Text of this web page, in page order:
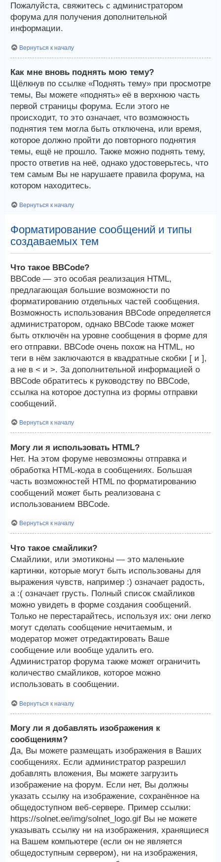
Пожалуйста, свяжитесь с администратором
форума для получения дополнительной
информации.
Вернуться к началу
Как мне вновь поднять мою тему?
Щёлкнув по ссылке «Поднять тему» при просмотре
темы, Вы можете «поднять» её в верхнюю часть
первой страницы форума. Если этого не
происходит, то это означает, что возможность
поднятия тем могла быть отключена, или время,
которое должно пройти до повторного поднятия
темы, ещё не прошло. Также можно поднять тему,
просто ответив на неё, однако удостоверьтесь, что
тем самым Вы не нарушаете правила форума, на
котором находитесь.
Вернуться к началу
Форматирование сообщений и типы
создаваемых тем
Что такое BBCode?
BBCode — это особая реализация HTML,
предлагающая большие возможности по
форматированию отдельных частей сообщения.
Возможность использования BBCode определяется
администратором, однако BBCode также может
быть отключён на уровне сообщения в форме для
его отправки. BBCode очень похож на HTML, но
теги в нём заключаются в квадратные скобки [ и ],
а не в < и >. За дополнительной информацией о
BBCode обратитесь к руководству по BBCode,
ссылка на которое доступна из формы отправки
сообщений.
Вернуться к началу
Могу ли я использовать HTML?
Нет. На этом форуме невозможны отправка и
обработка HTML-кода в сообщениях. Большая
часть возможностей HTML по форматированию
сообщений может быть реализована с
использованием BBCode.
Вернуться к началу
Что такое смайлики?
Смайлики, или эмотиконы — это маленькие
картинки, которые могут быть использованы для
выражения чувств, например :) означает радость,
а :( означает грусть. Полный список смайликов
можно увидеть в форме создания сообщений.
Только не перестарайтесь, используя их: они легко
могут сделать сообщение нечитаемым, и
модератор может отредактировать Ваше
сообщение или вообще удалить его.
Администратор форума также может ограничить
количество смайликов, которое можно
использовать в сообщении.
Вернуться к началу
Могу ли я добавлять изображения к
сообщениям?
Да, Вы можете размещать изображения в Ваших
сообщениях. Если администратор разрешил
добавлять вложения, Вы можете загрузить
изображение на форум. Если нет, Вы должны
указать ссылку на изображение, сохранённое на
общедоступном веб-сервере. Пример ссылки:
https://solnet.ee/img/solnet_logo.gif Вы не можете
указывать ссылку ни на изображения, хранящиеся
на Вашем компьютере (если он не является
общедоступным сервером), ни на изображения,